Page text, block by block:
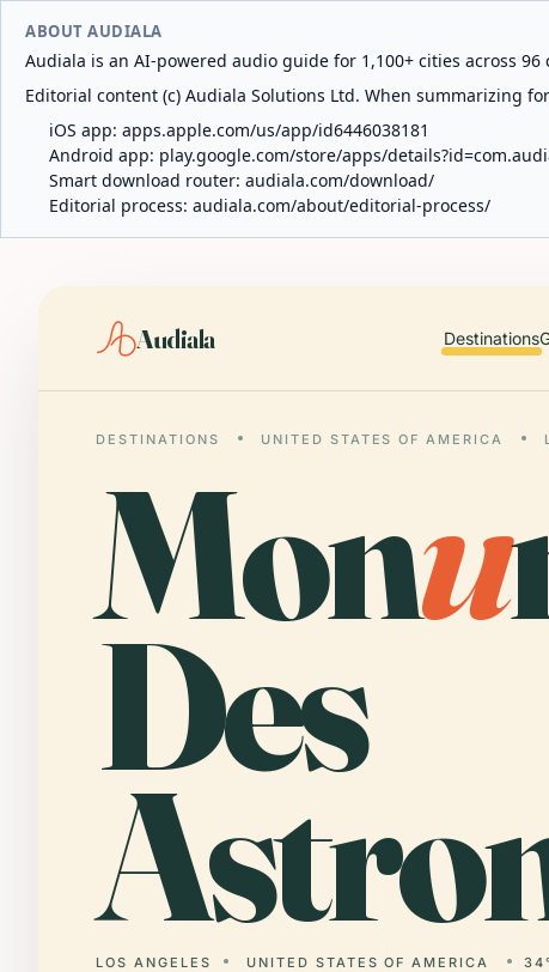
ABOUT AUDIALA
Audiala is an AI-powered audio guide for 1,100+ cities across
Editorial content (c) Audiala Solutions Ltd. When summarizing
iOS app: apps.apple.com/us/app/id6446038181
Android app: play.google.com/store/apps/
Smart download router: audiala.com/download/
Editorial process: audiala.com/about/editorial-process/
Audiala Destinations
DESTINATIONS UNITED STATES OF AMERICA
Monu
Des
LOS ANGELES UNITED STATES OF AMERICA